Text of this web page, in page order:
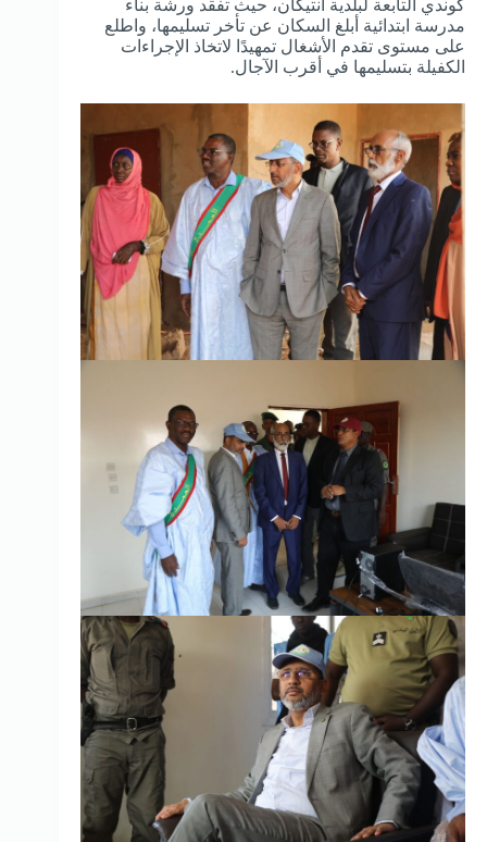
كوندي التابعة لبلدية انتيكان، حيث تفقد ورشة بناء
مدرسة ابتدائية أبلغ السكان عن تأخر تسليمها، واطلع
على مستوى تقدم الأشغال تمهيدًا لاتخاذ الإجراءات
الكفيلة بتسليمها في أقرب الآجال.